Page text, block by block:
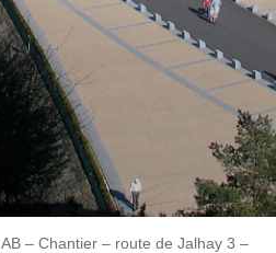
AB – Chantier – route de Jalhay 3 –